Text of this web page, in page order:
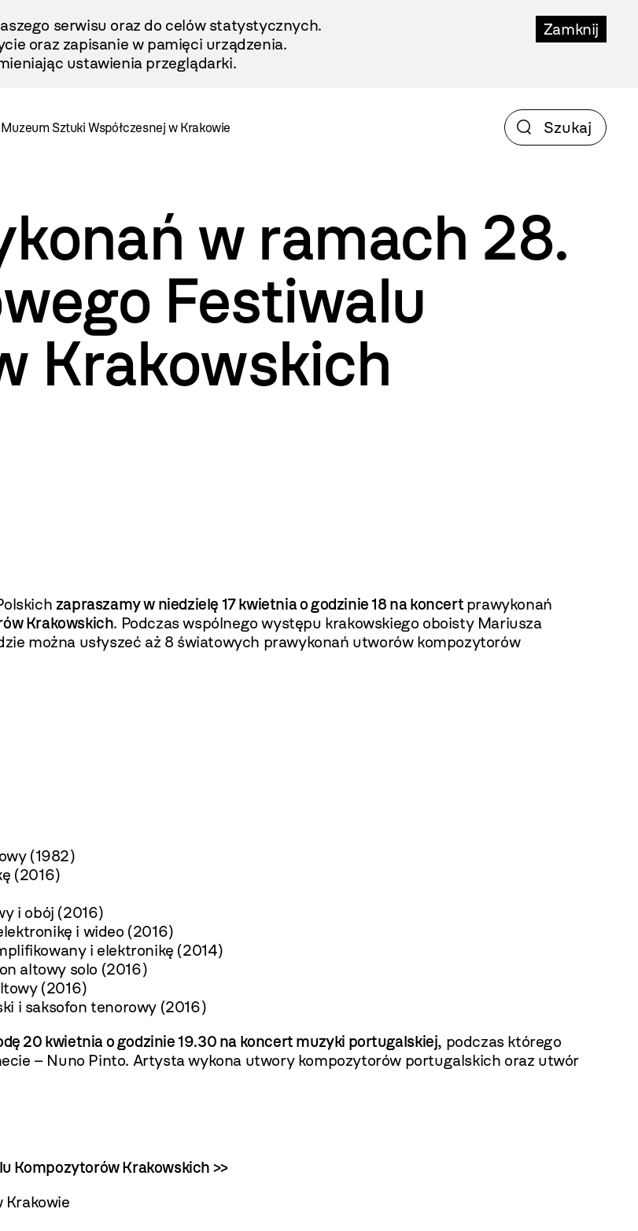
Zamknij
serwisu oraz do celów statystycznych.
oraz zapisanie w pamięci urządzenia.
ustawienia przeglądarki.
Muzeum Sztuki Współczesnej w Krakowie
w ramach 28.
Festiwalu
Krakowskich
zapraszamy w niedzielę 17 kwietnia o godzinie 18 na koncertprawykonań
Krakowskich. Podczas wspólnego występu krakowskiego oboisty Mariusza
można usłyszeć aż 8 światowych prawykonań utworów kompozytorów
(1982)
(2016)
i obój (2016)
i wideo (2016)
i elektronikę (2014)
altowy solo (2016)
(2016)
i saksofon tenorowy (2016)
20 kwietnia o godzinie 19.30 na koncert muzyki portugalskiej, podczas którego
– Nuno Pinto. Artysta wykona utwory kompozytorów portugalskich oraz utwór
Kompozytorów Krakowskich >>
Krakowie